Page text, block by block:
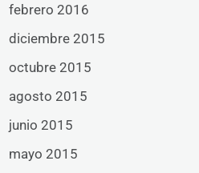
febrero 2016
diciembre 2015
octubre 2015
agosto 2015
junio 2015
mayo 2015